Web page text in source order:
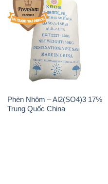
Phèn Nhôm – Al2(SO4)3 17%
Trung Quốc China